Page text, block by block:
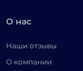
О нас
Наши отзывы
О компании